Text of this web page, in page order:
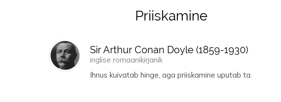
Priiskamine
Sir Arthur Conan Doyle (1859-1930)
inglise romaanikirjanik
Ihnus kuivatab hinge, aga priiskamine uputab ta.